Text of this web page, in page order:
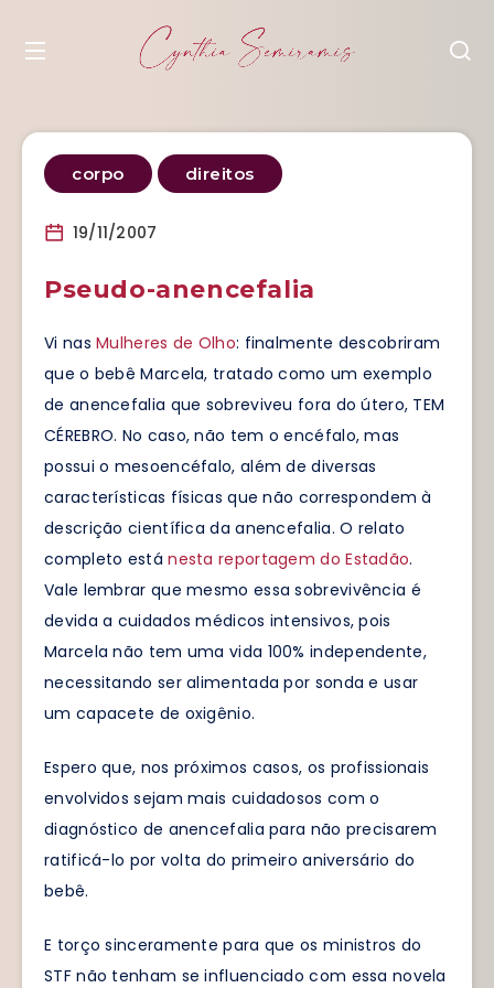
corpo direitos
19/11/2007
Pseudo-anencefalia
Vi nasMulheres de Olho: finalmente descobriram
que o bebê Marcela, tratado como um exemplo
de anencefalia que sobreviveu fora do útero, TEM
CÉREBRO. No caso, não tem o encéfalo, mas
possui o mesoencéfalo, além de diversas
características físicas que não correspondem à
descrição científica da anencefalia. O relato
completo estánesta reportagem do Estadão.
Vale lembrar que mesmo essa sobrevivência é
devida a cuidados médicos intensivos, pois
Marcela não tem uma vida 100% independente,
necessitando ser alimentada por sonda e usar
um capacete de oxigênio.
Espero que, nos próximos casos, os profissionais
envolvidos sejam mais cuidadosos com o
diagnóstico de anencefalia para não precisarem
ratificá-lo por volta do primeiro aniversário do
bebê.
E torço sinceramente para que os ministros do
STF não tenham se influenciado com essa novela